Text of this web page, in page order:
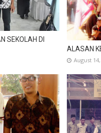
SEKOLAH DI
ALASAN
August